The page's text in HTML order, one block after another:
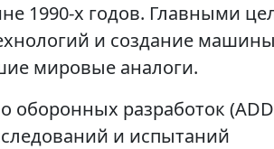
1990-х годов. Главными
и создание
мировые аналоги.
оборонных разработок
и испытаний